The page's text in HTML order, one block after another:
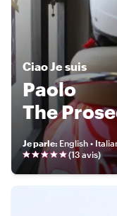
CiaoJe suis
Paolo
The
Je parle: English •
(13 avis)